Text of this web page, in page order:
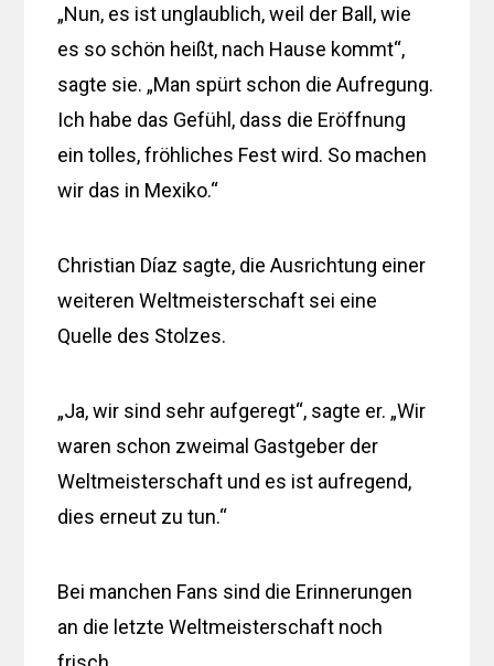
„Nun, es ist unglaublich, weil der Ball, wie
es so schön heißt, nach Hause kommt“,
sagte sie. „Man spürt schon die Aufregung.
Ich habe das Gefühl, dass die Eröffnung
ein tolles, fröhliches Fest wird. So machen
wir das in Mexiko.“
Christian Díaz sagte, die Ausrichtung einer
weiteren Weltmeisterschaft sei eine
Quelle des Stolzes.
„Ja, wir sind sehr aufgeregt“, sagte er. „Wir
waren schon zweimal Gastgeber der
Weltmeisterschaft und es ist aufregend,
dies erneut zu tun.“
Bei manchen Fans sind die Erinnerungen
an die letzte Weltmeisterschaft noch